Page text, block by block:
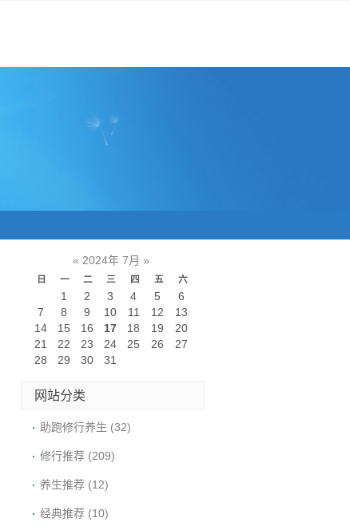
« 2024年 7月 »
日 一 二 三 四 五 六
1 2 3 4 5
6
7
8 9 10 11 12
13
14
15 16 17 18 19
20
21
22 23 24 25 26
27
28
29 30 31
网站分类
助跑修行养生 (32)
修行推荐 (209)
养生推荐 (12)
经典推荐 (10)